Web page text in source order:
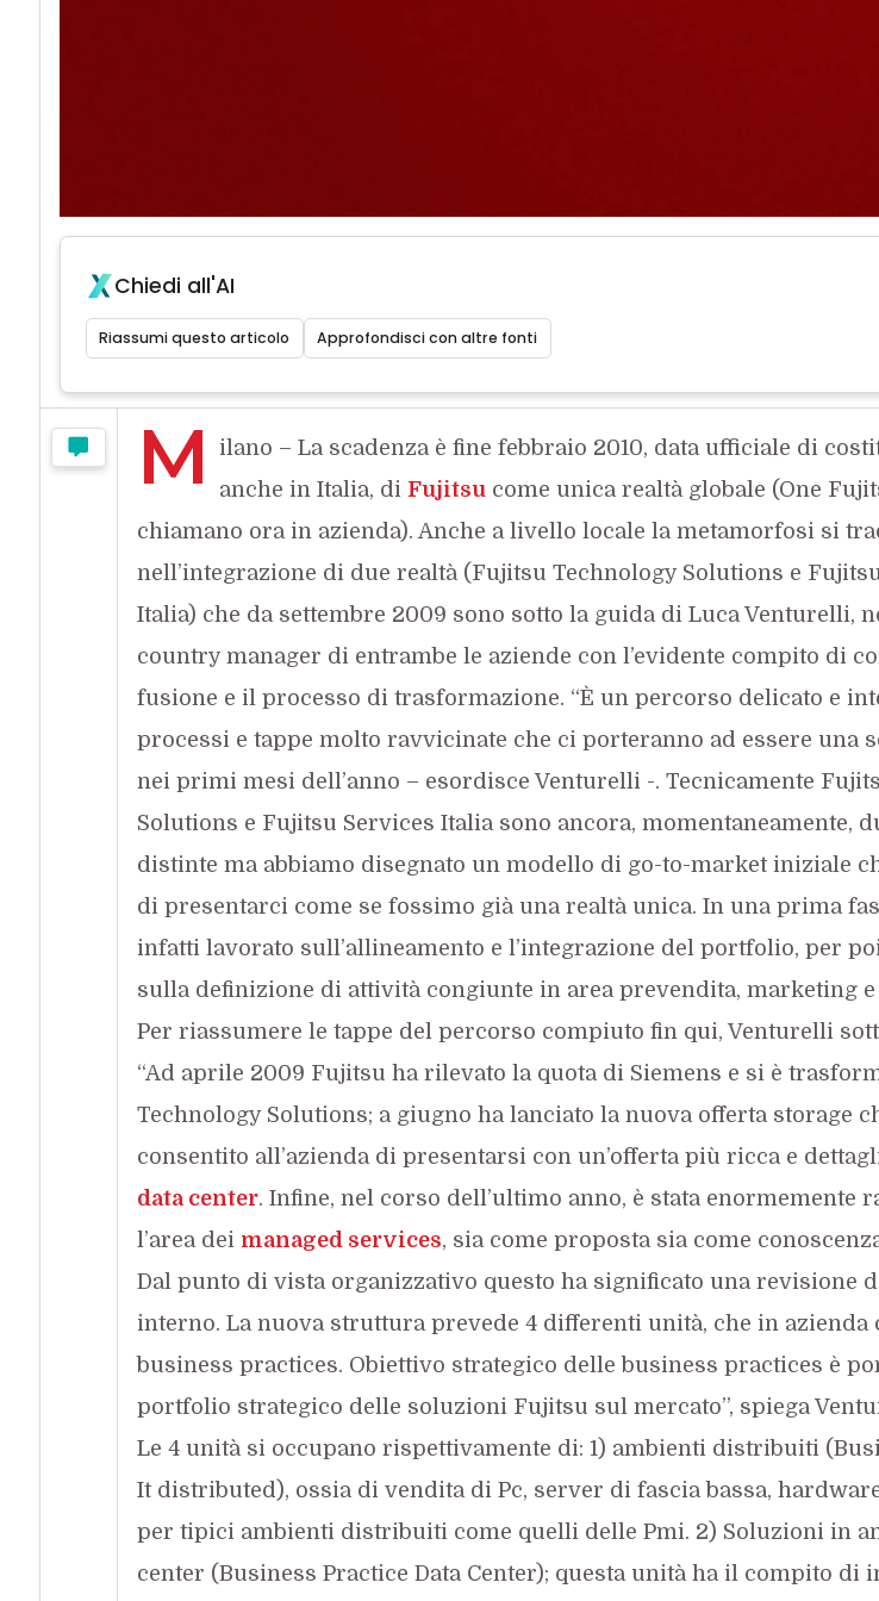
Chiedi all'AI
Riassumi questo articolo Approfondisci con altre fonti
M
ilano – La scadenza è fine febbraio 2010, data ufficiale di
anche in Italia, di Fujitsu come unica realtà globale (One
chiamano ora in azienda). Anche a livello locale la metamorfosi si
nell’integrazione di due realtà (Fujitsu Technology Solutions e
Italia) che da settembre 2009 sono sotto la guida di Luca Venturelli,
country manager di entrambe le aziende con l’evidente compito di
fusione e il processo di trasformazione. “È un percorso delicato e
processi e tappe molto ravvicinate che ci porteranno ad essere una
nei primi mesi dell’anno – esordisce Venturelli -. Tecnicamente
Solutions e Fujitsu Services Italia sono ancora, momentaneamente,
distinte ma abbiamo disegnato un modello di go-to-market iniziale
di presentarci come se fossimo già una realtà unica. In una prima
infatti lavorato sull’allineamento e l’integrazione del portfolio, per
sulla definizione di attività congiunte in area prevendita, marketing e
Per riassumere le tappe del percorso compiuto fin qui, Venturelli
“Ad aprile 2009 Fujitsu ha rilevato la quota di Siemens e si è
Technology Solutions; a giugno ha lanciato la nuova offerta storage
consentito all’azienda di presentarsi con un’offerta più ricca e
data center. Infine, nel corso dell’ultimo anno, è stata enormemente
l’area dei managed services, sia come proposta sia come
Dal punto di vista organizzativo questo ha significato una revisione
interno. La nuova struttura prevede 4 differenti unità, che in azienda
business practices. Obiettivo strategico delle business practices è
portfolio strategico delle soluzioni Fujitsu sul mercato”, spiega
Le 4 unità si occupano rispettivamente di: 1) ambienti distribuiti
It distributed), ossia di vendita di Pc, server di fascia bassa,
per tipici ambienti distribuiti come quelli delle Pmi. 2) Soluzioni in
center (Business Practice Data Center); questa unità ha il compito di